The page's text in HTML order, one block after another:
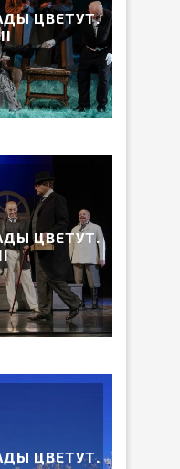
ЦВЕТУТ.
ЦВЕТУТ.
ЦВЕТУТ.